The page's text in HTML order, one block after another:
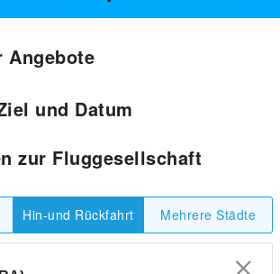
Angebote
und Datum
zur Fluggesellschaft
Hin-und Rückfahrt Mehrere Städte